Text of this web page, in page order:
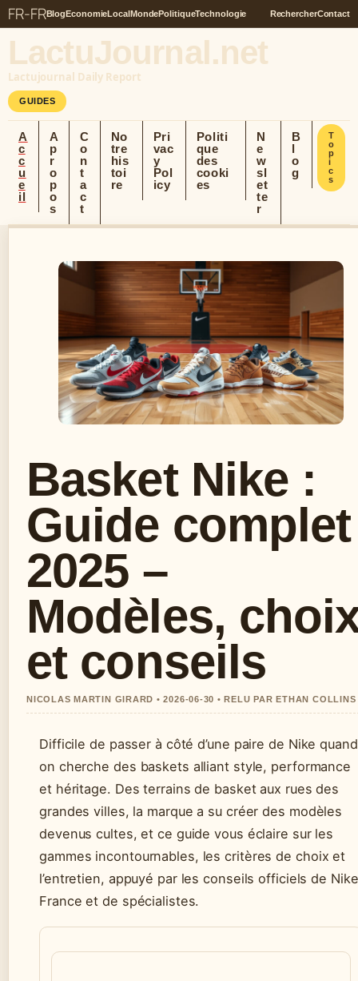
FR-FRBlogEconomieLocalMondePolitiqueTechnologie RechercherContact
LactuJournal.net
Lactujournal Daily Report
GUIDES
A
c
c
u
e
il
A
p
r
o
p
o
s
C
o
n
t
a
c
t
No
tre
his
toi
re
Pri
vac
y
Pol
icy
Politi
que
des
cooki
es
N
e
w
sl
et
te
r
B
l
o
g
T
o
p
i
c
s
Basket Nike :
Guide complet
2025 –
Modèles,
et conseils
NICOLAS MARTIN GIRARD • 2026-06-30 • RELU PAR ETHAN COLLINS
Difficile de passer à côté d’une paire de Nike quand
on cherche des baskets alliant style, performance
et héritage. Des terrains de basket aux rues des
grandes villes, la marque a su créer des modèles
devenus cultes, et ce guide vous éclaire sur les
gammes incontournables, les critères de choix et
l’entretien, appuyé par les conseils officiels de Nike
France et de spécialistes.